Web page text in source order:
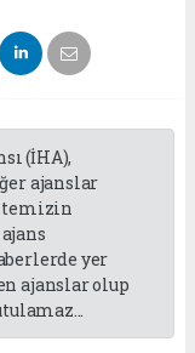
(İHA),
ajanslar
yer
ajanslar olup